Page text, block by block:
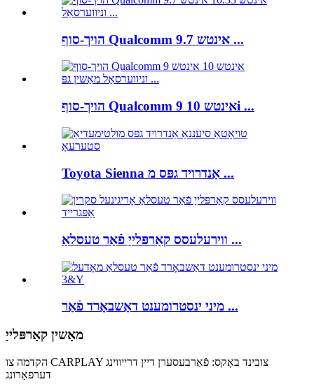
הויך-סוף Qualcomm 9.7 אינטש ...
הויך-סוף Qualcomm 9 אינטש 10i ...
Toyota Sienna אַנדרויד גפּס מ ...
ווירעלעסס קאַרפּלייַ פֿאַר טעסלאַ ...
מיני ינסטרומענט דאַשבאָרד פֿאַר ...
מאַשין קאַרפּלייַ
הקדמה צו CARPLAY צובינד באָקס: פֿאַרבעסערן דיין דרייווינג
דערפאַרונג